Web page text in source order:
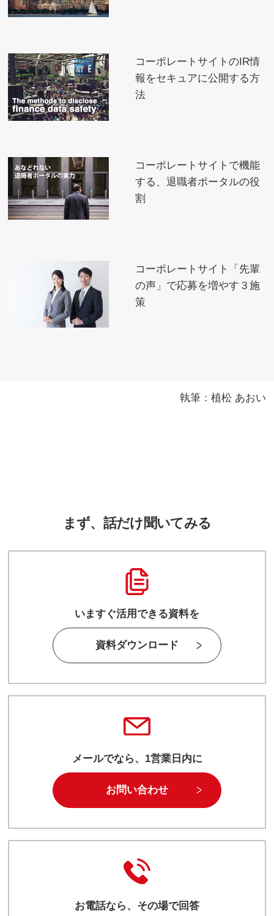
コーポレートサイトのIR情
報をセキュアに公開する方
法
コーポレートサイトで機能
する、退職者ポータルの役
割
コーポレートサイト「先輩
の声」で応募を増やす３施
策
執筆：植松 あおい
まず、話だけ聞いてみる
いますぐ活用できる資料を
資料ダウンロード
メールでなら、1営業日内に
お問い合わせ
お電話なら、その場で回答